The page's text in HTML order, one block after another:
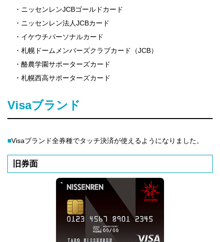
・ニッセンレンJCBゴールドカード
・ニッセンレン法人JCBカード
・イケウチパーソナルカード
・札幌ドームメンバーズクラブカード（JCB）
・酪農学園サポーターズカード
・札幌西高サポーターズカード
Visaブランド
■Visaブランド全券種でタッチ決済が使えるようになりました。
旧券面